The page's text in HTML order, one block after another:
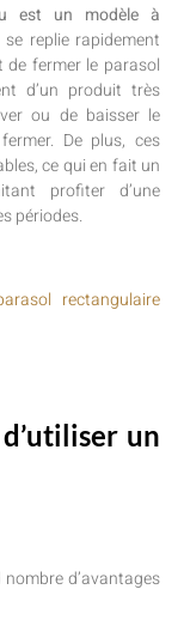
est un modèle à
replie rapidement
de fermer le parasol
d’un produit très
ou de baisser le
De plus, ces
ce qui en fait un
profiter d’une
périodes.
rectangulaire
un
d’avantages